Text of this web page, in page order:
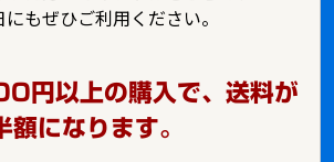
もぜひご利用ください。
円以上の購入で、送料が
額になります。